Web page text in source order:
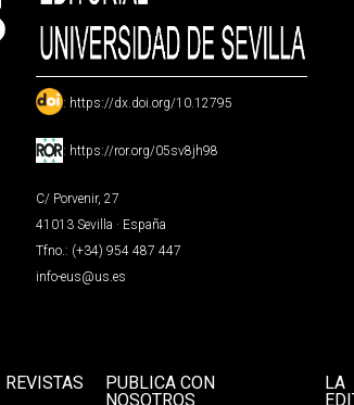
: https://dx.doi.org/10.12795
: https://ror.org/05sv8jh98
C/ Porvenir, 27
41013 Sevilla · España
Tfno.: (+34) 954 487 447
info-eus@us.es
REVISTAS
PUBLICA CON
NOSOTROS
LA